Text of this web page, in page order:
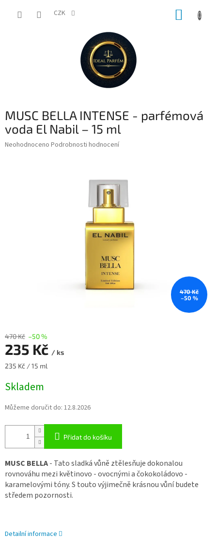
CZK
MUSC BELLA INTENSE - parfémová
voda El Nabil – 15 ml
Průměrné
Neohodnoceno Podrobnosti hodnocení
470 Kč
–50 %
470 Kč –50 %
235 Kč / ks
Měrná
235 Kč / 15 ml
Skladem
Můžeme doručit do: 12.8.2026
Přidat do košíku
MUSC BELLA- Tato sladká vůně ztělesňuje dokonalou
rovnováhu mezi květinovo - ovocnými a čokokoládovo -
karamelovými tóny. S touto výjimečně krásnou vůní budete
středem pozornosti.
Detailní informace